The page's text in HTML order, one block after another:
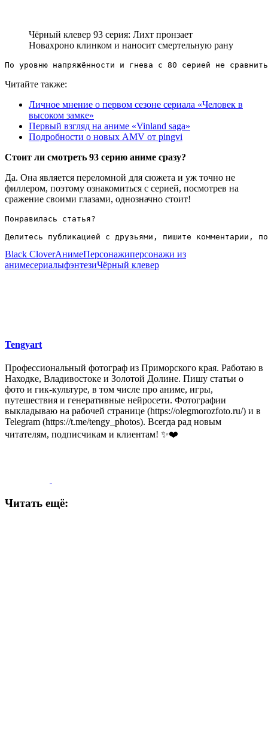
Чёрный клевер 93 серия: Лихт пронзает
Новахроно клинком и наносит смертельную рану
По уровню напряжённости и гнева с 80 серией не
Читайте также:
Личное мнение о первом сезоне сериала «Человек в
высоком замке»
Первый взгляд на аниме «Vinland saga»
Подробности о новых AMV от pingvi
Стоит ли смотреть 93 серию аниме сразу?
Да. Она является переломной для сюжета и уж точно не
филлером, поэтому ознакомиться с серией, посмотрев на
сражение своими глазами, однозначно стоит!
Понравилась статья?
Делитесь публикацией с друзьями, пишите комментарии,
Black CloverАнимеПерсонажиперсонажи из
анимесериалыфэнтезиЧёрный клевер
Tengyart
Профессиональный фотограф из Приморского края. Работаю в
Находке, Владивостоке и Золотой Долине. Пишу статьи о
фото и гик-культуре, в том числе про аниме, игры,
путешествия и генеративные нейросети. Фотографии
выкладываю на рабочей странице (https://olegmorozfoto.ru/) и в
Telegram (https://t.me/tengy_photos). Всегда рад новым
читателям, подписчикам и клиентам! ✨❤️
Читать ещё: